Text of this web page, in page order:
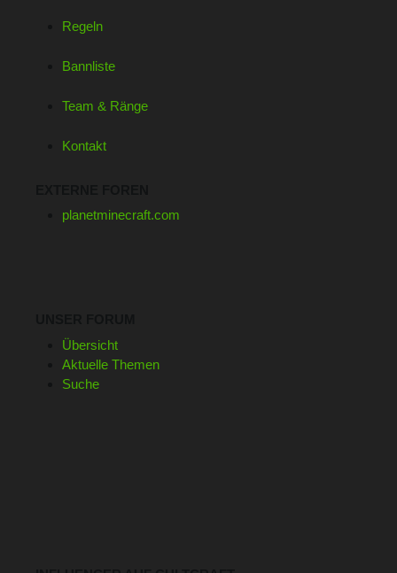
Regeln
Bannliste
Team & Ränge
Kontakt
planetminecraft.com
Übersicht
Aktuelle Themen
Suche